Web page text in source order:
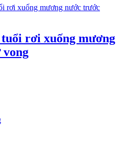
rơi xuống mương